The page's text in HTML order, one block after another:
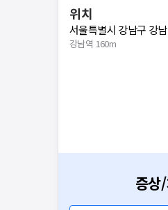
위치
서울특별시 강남구 강
강남역 160m
증상